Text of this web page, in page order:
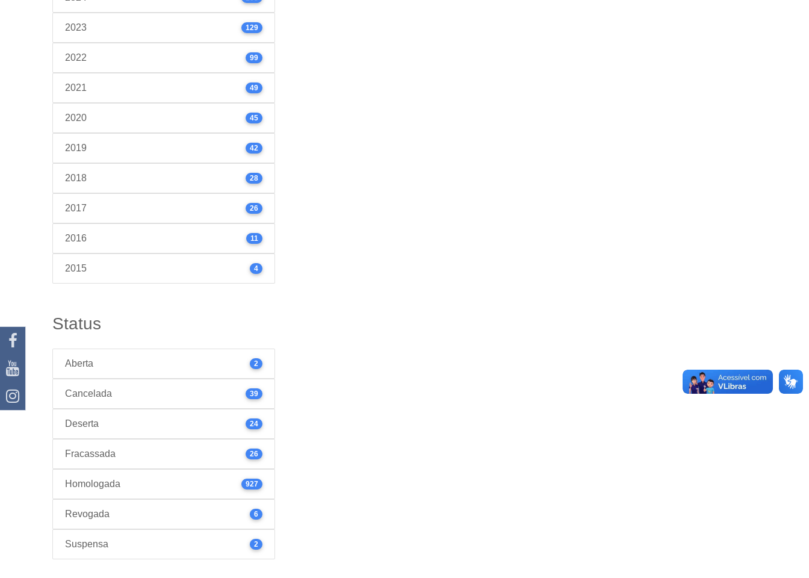
2023 129
2022 99
2021 49
2020 45
2019 42
2018 28
2017 26
2016 11
2015 4
Status
Aberta 2
Cancelada 39
Deserta 24
Fracassada 26
Homologada 927
Revogada 6
Suspensa 2